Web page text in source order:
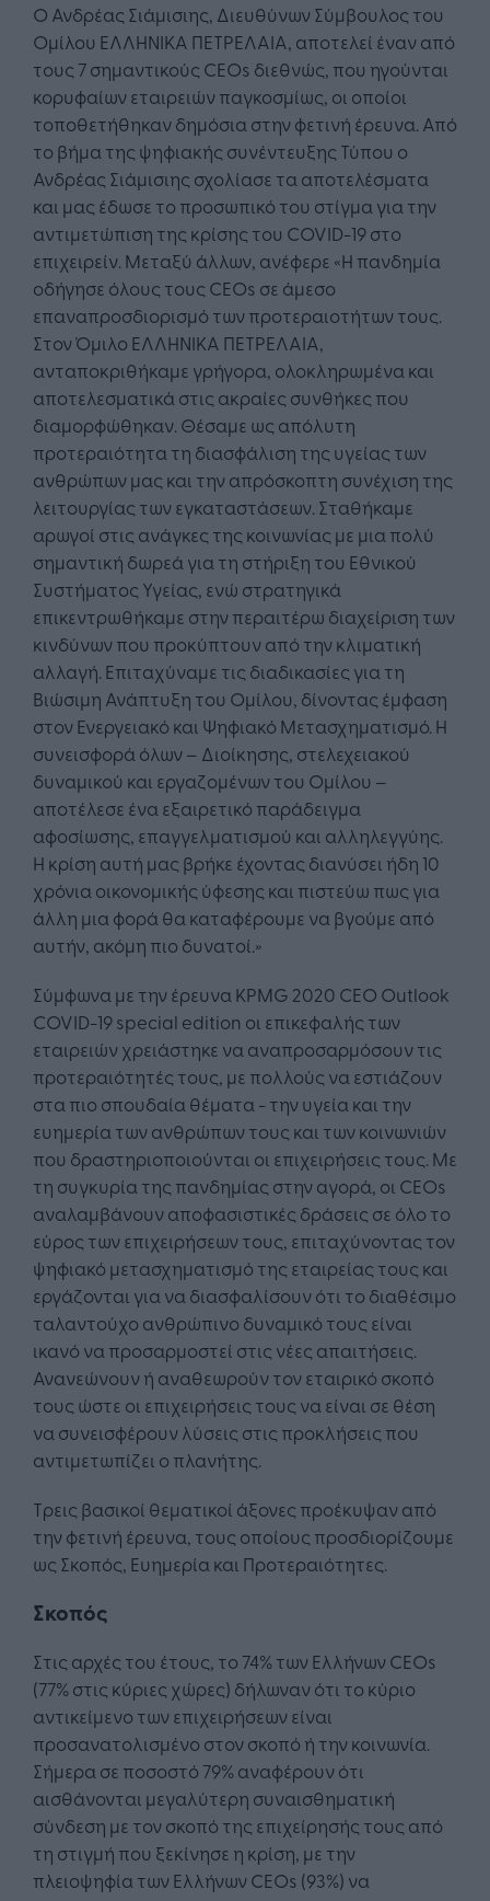
Ο Ανδρέας Σιάμισιης, Διευθύνων Σύμβουλος του
Ομίλου ΕΛΛΗΝΙΚΑ ΠΕΤΡΕΛΑΙΑ, αποτελεί έναν από
τους 7 σημαντικούς CEOs διεθνώς, που ηγούνται
κορυφαίων εταιρειών παγκοσμίως, οι οποίοι
τοποθετήθηκαν δημόσια στην φετινή έρευνα. Από
το βήμα της ψηφιακής συνέντευξης Τύπου ο
Ανδρέας Σιάμισιης σχολίασε τα αποτελέσματα
και μας έδωσε το προσωπικό του στίγμα για την
αντιμετώπιση της κρίσης του COVID-19 στο
επιχειρείν. Μεταξύ άλλων, ανέφερε «Η πανδημία
οδήγησε όλους τους CEOs σε άμεσο
επαναπροσδιορισμό των προτεραιοτήτων τους.
Στον Όμιλο ΕΛΛΗΝΙΚΑ ΠΕΤΡΕΛΑΙΑ,
ανταποκριθήκαμε γρήγορα, ολοκληρωμένα και
αποτελεσματικά στις ακραίες συνθήκες που
διαμορφώθηκαν. Θέσαμε ως απόλυτη
προτεραιότητα τη διασφάλιση της υγείας των
ανθρώπων μας και την απρόσκοπτη συνέχιση της
λειτουργίας των εγκαταστάσεων. Σταθήκαμε
αρωγοί στις ανάγκες της κοινωνίας με μια πολύ
σημαντική δωρεά για τη στήριξη του Εθνικού
Συστήματος Υγείας, ενώ στρατηγικά
επικεντρωθήκαμε στην περαιτέρω διαχείριση των
κινδύνων που προκύπτουν από την κλιματική
αλλαγή. Επιταχύναμε τις διαδικασίες για τη
Βιώσιμη Ανάπτυξη του Ομίλου, δίνοντας έμφαση
στον Ενεργειακό και Ψηφιακό Μετασχηματισμό. Η
συνεισφορά όλων – Διοίκησης, στελεχειακού
δυναμικού και εργαζομένων του Ομίλου –
αποτέλεσε ένα εξαιρετικό παράδειγμα
αφοσίωσης, επαγγελματισμού και αλληλεγγύης.
Η κρίση αυτή μας βρήκε έχοντας διανύσει ήδη 10
χρόνια οικονομικής ύφεσης και πιστεύω πως για
άλλη μια φορά θα καταφέρουμε να βγούμε από
αυτήν, ακόμη πιο δυνατοί.»
Σύμφωνα με την έρευνα KPMG 2020 CEO Outlook
COVID-19 special edition οι επικεφαλής των
εταιρειών χρειάστηκε να αναπροσαρμόσουν τις
προτεραιότητές τους, με πολλούς να εστιάζουν
στα πιο σπουδαία θέματα - την υγεία και την
ευημερία των ανθρώπων τους και των κοινωνιών
που δραστηριοποιούνται οι επιχειρήσεις τους. Με
τη συγκυρία της πανδημίας στην αγορά, οι CEOs
αναλαμβάνουν αποφασιστικές δράσεις σε όλο το
εύρος των επιχειρήσεων τους, επιταχύνοντας τον
ψηφιακό μετασχηματισμό της εταιρείας τους και
εργάζονται για να διασφαλίσουν ότι το διαθέσιμο
ταλαντούχο ανθρώπινο δυναμικό τους είναι
ικανό να προσαρμοστεί στις νέες απαιτήσεις.
Ανανεώνουν ή αναθεωρούν τον εταιρικό σκοπό
τους ώστε οι επιχειρήσεις τους να είναι σε θέση
να συνεισφέρουν λύσεις στις προκλήσεις που
αντιμετωπίζει ο πλανήτης.
Τρεις βασικοί θεματικοί άξονες προέκυψαν από
την φετινή έρευνα, τους οποίους προσδιορίζουμε
ως Σκοπός, Ευημερία και Προτεραιότητες.
Σκοπός
Στις αρχές του έτους, το 74% των Ελλήνων CEOs
(77% στις κύριες χώρες) δήλωναν ότι το κύριο
αντικείμενο των επιχειρήσεων είναι
προσανατολισμένο στον σκοπό ή την κοινωνία.
Σήμερα σε ποσοστό 79% αναφέρουν ότι
αισθάνονται μεγαλύτερη συναισθηματική
σύνδεση με τον σκοπό της επιχείρησής τους από
τη στιγμή που ξεκίνησε η κρίση, με την
πλειοψηφία των Ελλήνων CEOs (93%) να